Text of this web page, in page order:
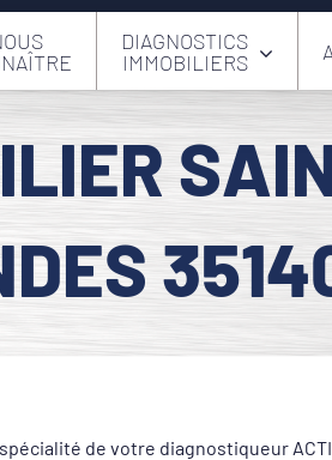
DIAGNOSTICS
IMMOBILIERS
de votre diagnostiqueur